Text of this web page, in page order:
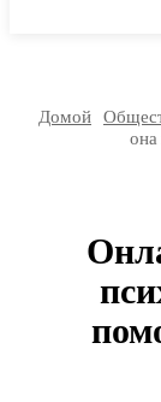
Домой
она